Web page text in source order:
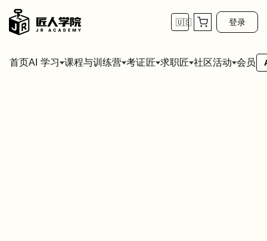
🇺🇸 登录
首页AI 学习 课程与训练营 考证匠 求职匠 社区活动 会员